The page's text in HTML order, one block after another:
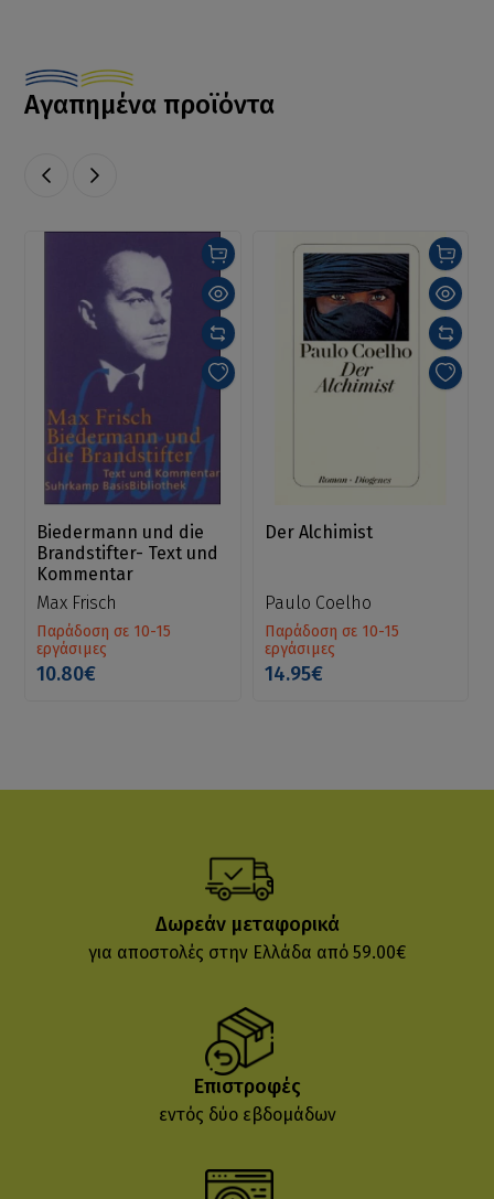
Αγαπημένα προϊόντα
Biedermann und die
Brandstifter- Text und
Kommentar
Max Frisch
Παράδοση σε 10-15
εργάσιμες
10.80€
Der Alchimist
Paulo Coelho
Παράδοση σε 10-15
εργάσιμες
14.95€
Δωρεάν μεταφορικά
για αποστολές στην Ελλάδα από 59.00€
Επιστροφές
εντός δύο εβδομάδων